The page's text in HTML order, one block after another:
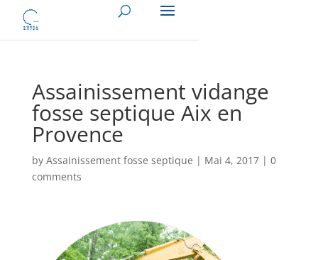
Assainissement vidange
fosse septique Aix en
Provence
by Assainissement fosse septique | Mai 4, 2017| 0
comments